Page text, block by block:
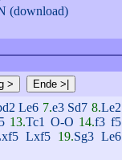
(download)
Le6 7.e3 Sd7 8.Le2
13.Tc1 O-O 14.f3 f5
Lxf5 19.Sg3 Le6